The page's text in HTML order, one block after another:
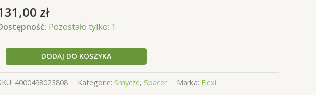
zł
Pozostało tylko: 1
ilość
Flexi
DODAJ DO KOSZYKA
4000498023808 Kategorie: Smycze, Spacer Marka: Flexi